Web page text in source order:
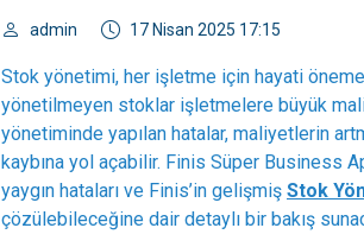
admin 17 Nisan 2025 17:15
Stok yönetimi, her işletme için hayati
yönetilmeyen stoklar işletmelere büyük
yönetiminde yapılan hatalar, maliyetlerin
kaybına yol açabilir. Finis Süper Business
yaygın hataları ve Finis’in gelişmiş Stok
çözülebileceğine dair detaylı bir bakış